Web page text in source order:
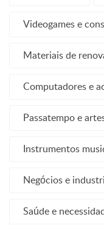
Videogames e
Materiais de
Computadores e
Passatempo e
Instrumentos
Negócios e
Saúde e